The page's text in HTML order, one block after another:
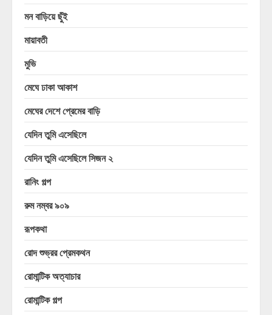
মন বাড়িয়ে ছুঁই
মায়াবতী
মুভি
মেঘে ঢাকা আকাশ
মেঘের দেশে প্রেমের বাড়ি
যেদিন তুমি এসেছিলে
যেদিন তুমি এসেছিলে সিজন ২
রানিং গল্প
রুম নম্বর ৯০৯
রূপকথা
রোদ শুভ্রর প্রেমকথন
রোমান্টিক অত্যাচার
রোমান্টিক গল্প